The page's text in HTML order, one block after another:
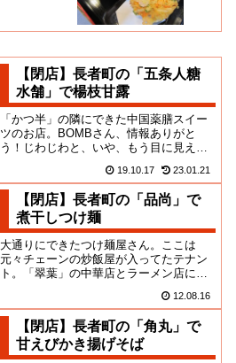
【閉店】長者町の「五条人糖
水舗」で楊枝甘露
「かつ半」の隣にできた中国薬膳スイー
ツのお店。BOMBさん、情報ありがと
う！じわじわと、いや、もう目に見える
伊勢佐木町界隈です。本来の横...
19.10.17 23.01.21
【閉店】長者町の「品尚」で
煮干しつけ麺
大通りにできたつけ麺屋さん。ここは
元々チェーンの炒飯屋が入ってたテナン
ト。「翠葉」の中華店とラーメン店に挟
出店なんだよ。例によって、チェ...12.08.16
【閉店】長者町の「角丸」で
甘えびかき揚げそば